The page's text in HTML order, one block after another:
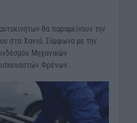
θα παραμείνουν την
στα Χανιά. Σύμφωνα με την
Μηχανικών
Φρένων...